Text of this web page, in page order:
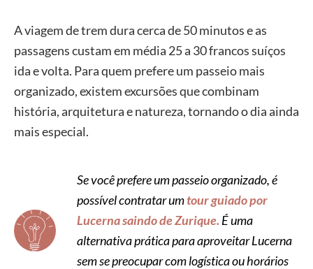
A viagem de trem dura cerca de 50 minutos e as
passagens custam em média 25 a 30 francos suíços
ida e volta. Para quem prefere um passeio mais
organizado, existem excursões que combinam
história, arquitetura e natureza, tornando o dia ainda
mais especial.
Se você prefere um passeio organizado, é
possível contratar umtour guiado por
Lucerna saindo de Zurique. É uma
alternativa prática para aproveitar Lucerna
sem se preocupar com logística ou horários